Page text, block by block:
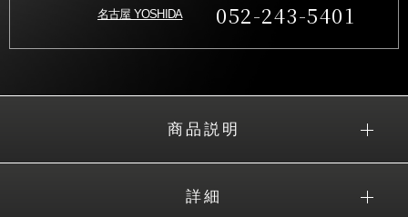
名古屋 YOSHIDA 052-243-5401
商品説明
詳細